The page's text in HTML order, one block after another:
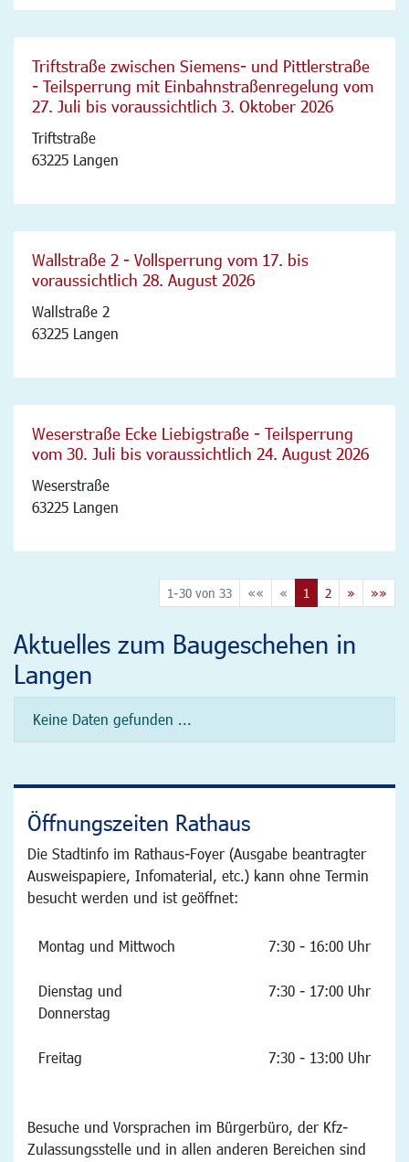
Triftstraße zwischen Siemens- und Pittlerstraße
- Teilsperrung mit Einbahnstraßenregelung vom
27. Juli bis voraussichtlich 3. Oktober 2026
Triftstraße
63225 Langen
Wallstraße 2 - Vollsperrung vom 17. bis
voraussichtlich 28. August 2026
Wallstraße 2
63225 Langen
Weserstraße Ecke Liebigstraße - Teilsperrung
vom 30. Juli bis voraussichtlich 24. August 2026
Weserstraße
63225 Langen
1-30 von 33 «« « 1 2 » »»
Aktuelles zum Baugeschehen in
Langen
Keine Daten gefunden ...
Öffnungszeiten Rathaus
Die Stadtinfo im Rathaus-Foyer (Ausgabe beantragter
Ausweispapiere, Infomaterial, etc.) kann ohne Termin
besucht werden und ist geöffnet:
Montag und Mittwoch 7:30 - 16:00 Uhr
Dienstag und
Donnerstag
7:30 - 17:00 Uhr
Freitag 7:30 - 13:00 Uhr
Besuche und Vorsprachen im Bürgerbüro, der Kfz-
Zulassungsstelle und in allen anderen Bereichen sind